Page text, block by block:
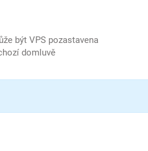
být VPS pozastavena
domluvě